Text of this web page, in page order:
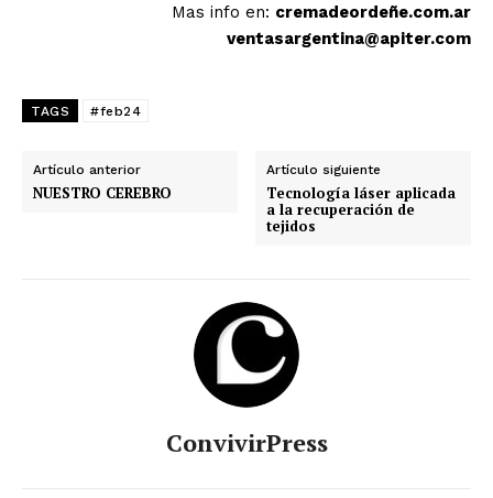
Mas info en: cremadeordeñe.com.ar
ventasargentina@apiter.com
TAGS #feb24
Artículo anterior
NUESTRO CEREBRO
Artículo siguiente
Tecnología láser aplicada
a la recuperación de
tejidos
ConvivirPress